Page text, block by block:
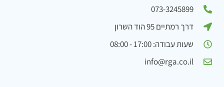
073-3245899
דרך רמתיים 95 הוד השרון
שעות עבודה: 17:00 - 08:00
info@rga.co.il